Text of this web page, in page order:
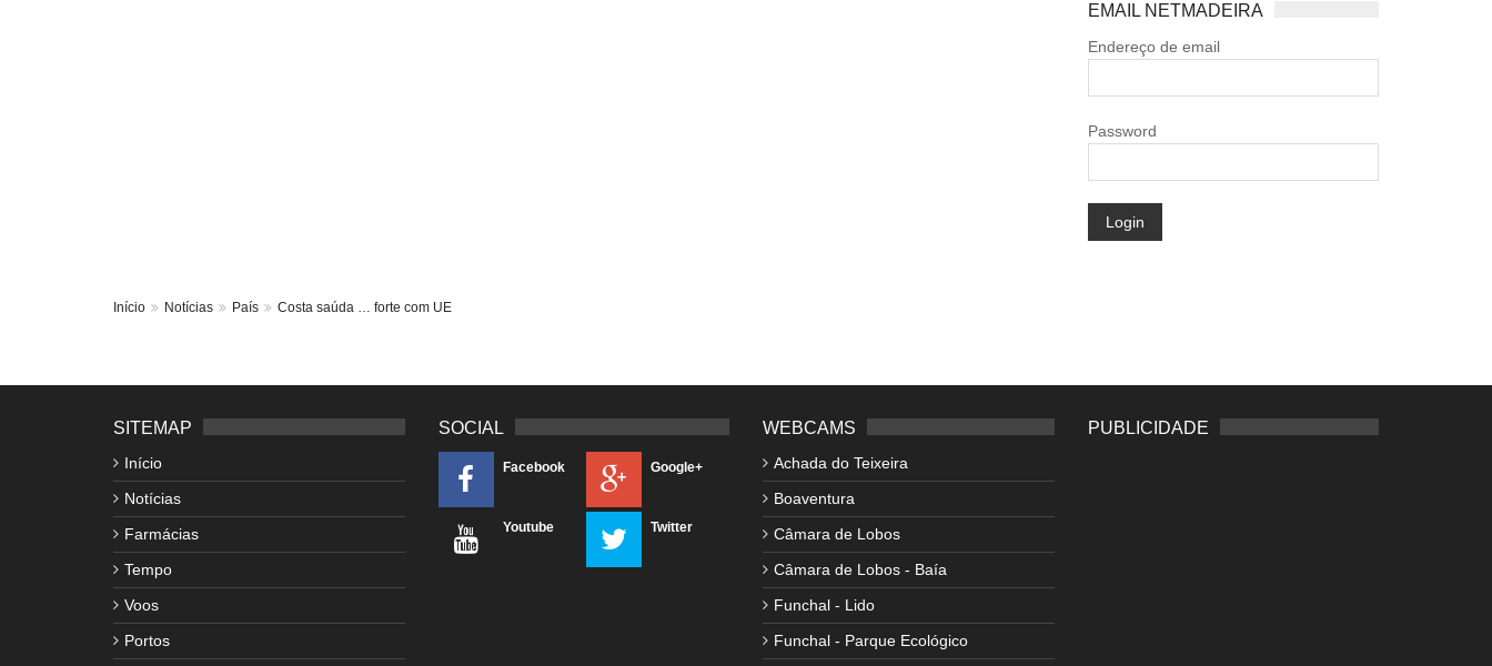
EMAIL NETMADEIRA
Endereço de email
Password
Login
Início Notícias País Costa saúda … forte com UE
SITEMAP
Início
Notícias
Farmácias
Tempo
Voos
Portos
SOCIAL
Facebook Google+
Youtube Twitter
WEBCAMS
Achada do Teixeira
Boaventura
Câmara de Lobos
Câmara de Lobos - Baía
Funchal - Lido
Funchal - Parque Ecológico
PUBLICIDADE